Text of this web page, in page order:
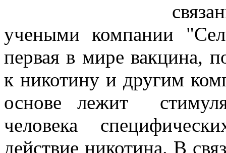
учеными компании
первая в мире вакцина,
к никотину и другим
основе лежит
человека
действие никотина. В